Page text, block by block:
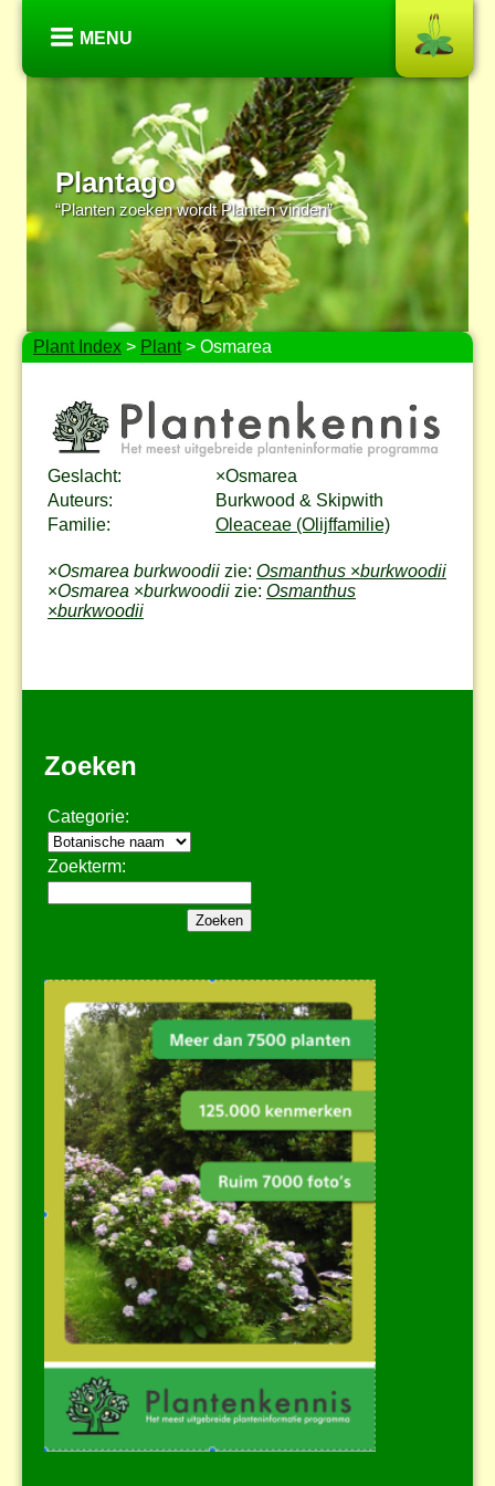
MENU
Plantago
“Planten zoeken wordt Planten vinden”
Plant Index > Plant> Osmarea
Geslacht:
×Osmarea
Auteurs:
Burkwood & Skipwith
Familie:
Oleaceae (Olijffamilie)
×Osmarea burkwoodii zie: Osmanthus ×burkwoodii
×Osmarea ×burkwoodii zie: Osmanthus
×burkwoodii
Zoeken
Categorie:
Zoekterm: